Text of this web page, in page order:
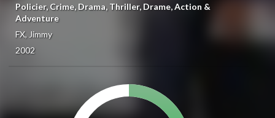
Policier, Crime, Drama, Thriller, Drame, Action &
Adventure
FX, Jimmy
2002